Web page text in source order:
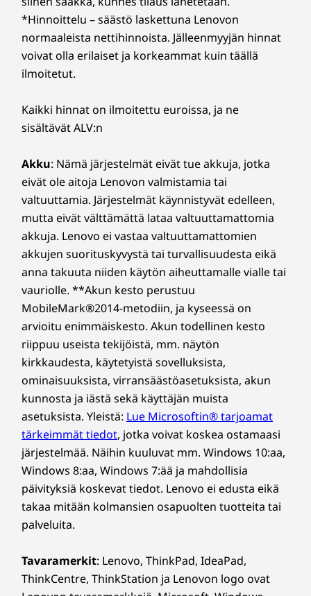
Selkeä. Terävä. Keskittynyt.
Koe vertaansa vailla oleva selkeys. Osallistu
seuraavan tason videopuheluihin käyttämällä
5MP-verkkokameraa, joka on yhdistetty
perustuu tekoälyalgoritmiin ja pitää huolen
kaikista videopuhelutarpeistasi. Lisäksi
älykkään vastamelutekniikan ansiosta sinun ei
tarvitse huolehtia häiriöistä taustalla
videokeskustelujesi aikana.
Kosketuksen ja liikkeen ergonomiaa
Muuta tapaasi käsitellä tietokonetta
kosketusnäytön vaivattoman navigoinnin
avulla. Intuitiivinen valitseminen, vetäminen ja
MUUT TIEDOT
Esiasennetut ohjelmistot
Lenovo Vantage
Microsoft 365 (kokeiluversio)
Myyntipakkauksen sisältö
Pika-aloitusopas
Enintään 135 W:n virransyöttö (Vain valitut mallit)
Kattavat tekniset tiedot
Tuotteen teknisten tietojen viite:Mallit, tekniset tiedot,
dokumentaatio, yhteensopivuus (englanniksi)
tietoturvaamme mainos- ja haittaohjelmia sekä muita
uhkia vastaan. Vapauta tietokoneen käyttökokemuksesi
koko potentiaali!
*Hinnoittelu – säästö laskettuna Lenovon
normaaleista nettihinnoista. Jälleenmyyjän hinnat
voivat olla erilaiset ja korkeammat kuin täällä
ilmoitetut.
Kaikki hinnat on ilmoitettu euroissa, ja ne
sisältävät ALV:n
Akku: Nämä järjestelmät eivät tue akkuja, jotka
eivät ole aitoja Lenovon valmistamia tai
valtuuttamia. Järjestelmät käynnistyvät edelleen,
mutta eivät välttämättä lataa valtuuttamattomia
akkuja. Lenovo ei vastaa valtuuttamattomien
akkujen suorituskyvystä tai turvallisuudesta eikä
anna takuuta niiden käytön aiheuttamalle vialle tai
vauriolle. **Akun kesto perustuu
MobileMark®2014-metodiin, ja kyseessä on
arvioitu enimmäiskesto. Akun todellinen kesto
riippuu useista tekijöistä, mm. näytön
kirkkaudesta, käytetyistä sovelluksista,
ominaisuuksista, virransäästöasetuksista, akun
kunnosta ja iästä sekä käyttäjän muista
asetuksista. Yleistä: Lue Microsoftin® tarjoamat
tärkeimmät tiedot, jotka voivat koskea ostamaasi
järjestelmää. Näihin kuuluvat mm. Windows 10:aa,
Windows 8:aa, Windows 7:ää ja mahdollisia
päivityksiä koskevat tiedot. Lenovo ei edusta eikä
takaa mitään kolmansien osapuolten tuotteita tai
palveluita.
Tavaramerkit: Lenovo, ThinkPad, IdeaPad,
ThinkCentre, ThinkStation ja Lenovon logo ovat